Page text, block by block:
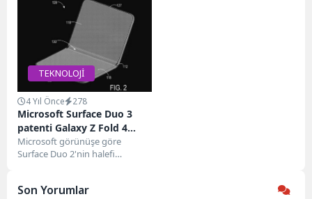
TEKNOLOJİ
4 Yıl Önce 278
Microsoft Surface Duo 3
patenti Galaxy Z Fold 4
benzeri tasarımı sergiliyor
Microsoft görünüşe göre
Surface Duo 2'nin halefi
Son Yorumlar